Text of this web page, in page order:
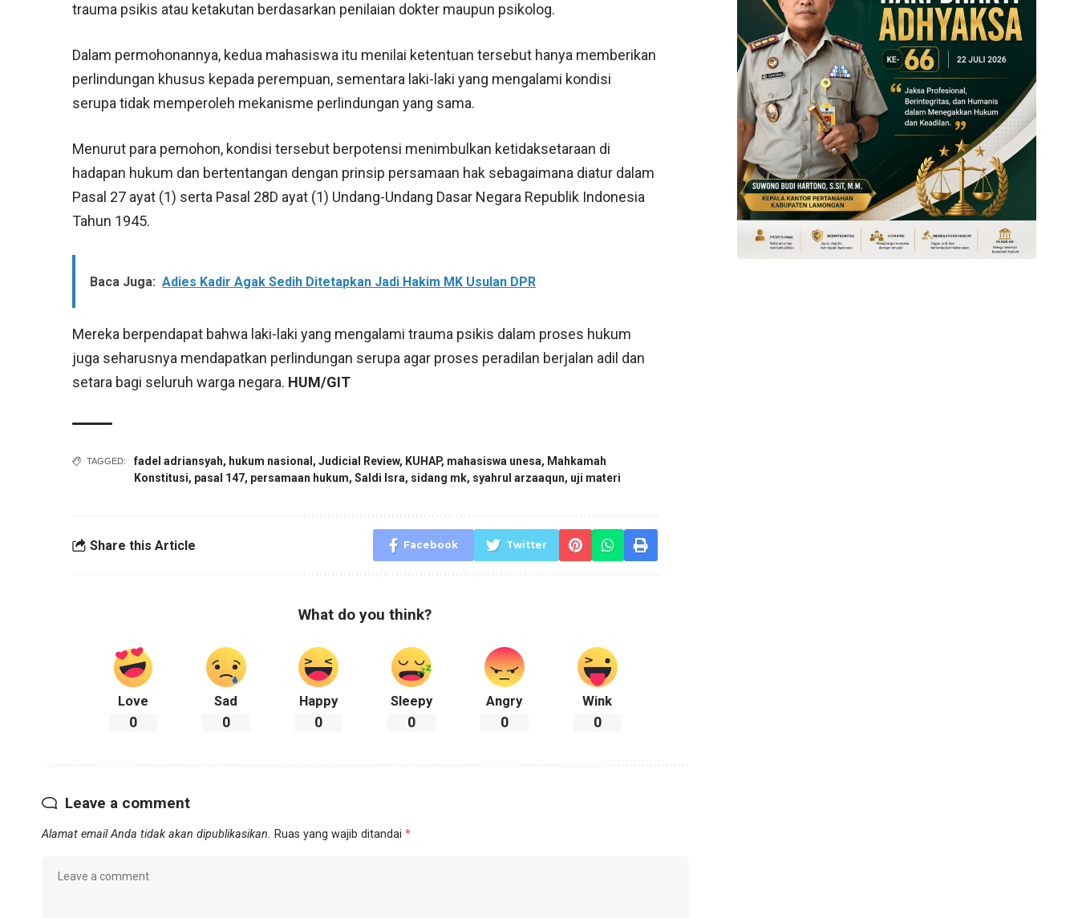
trauma psikis atau ketakutan berdasarkan penilaian dokter maupun psikolog.
Dalam permohonannya, kedua mahasiswa itu menilai ketentuan tersebut hanya memberikan
perlindungan khusus kepada perempuan, sementara laki-laki yang mengalami kondisi
serupa tidak memperoleh mekanisme perlindungan yang sama.
Menurut para pemohon, kondisi tersebut berpotensi menimbulkan ketidaksetaraan di
hadapan hukum dan bertentangan dengan prinsip persamaan hak sebagaimana diatur dalam
Pasal 27 ayat (1) serta Pasal 28D ayat (1) Undang-Undang Dasar Negara Republik Indonesia
Tahun 1945.
Baca Juga: Adies Kadir Agak Sedih Ditetapkan Jadi Hakim MK Usulan DPR
Mereka berpendapat bahwa laki-laki yang mengalami trauma psikis dalam proses hukum
juga seharusnya mendapatkan perlindungan serupa agar proses peradilan berjalan adil dan
setara bagi seluruh warga negara. HUM/GIT
TAGGED: fadel adriansyah, hukum nasional ,Judicial Review, KUHAP, mahasiswa unesa, Mahkamah
Konstitusi, pasal 147, persamaan hukum,Saldi Isra, sidang mk, syahrul arzaaqun, uji materi
Share this Article Facebook Twitter
What do you think?
Love
0
Sad
0
Happy
0
Sleepy
0
Angry
0
Wink
0
Leave a comment
Alamat email Anda tidak akan dipublikasikan. Ruas yang wajib ditandai *